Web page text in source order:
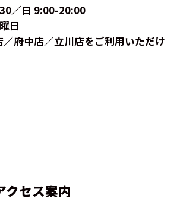
／日 9:00-20:00
日
府中店／立川店をご利用いただけ
クセス案内